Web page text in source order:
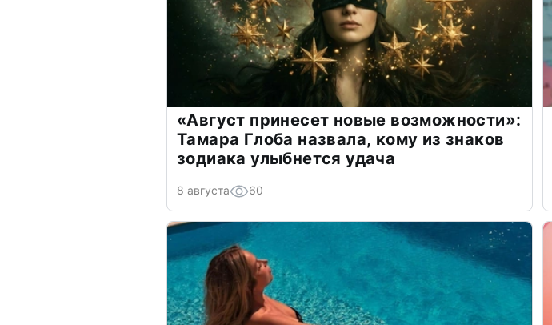
«Август принесет новые возможности»:
Тамара Глоба назвала, кому из знаков
зодиака улыбнется удача
8 августа 60